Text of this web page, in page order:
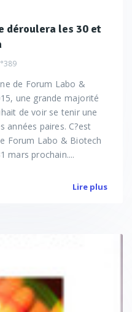
déroulera les 30 et
de Forum Labo &
une grande majorité
de voir se tenir une
années paires. C?est
Forum Labo & Biotech
mars prochain....
Lire plus